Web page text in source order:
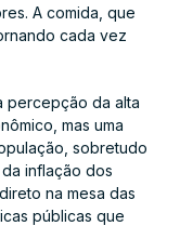
A comida, que
cada vez
percepção da alta
mas uma
sobretudo
inflação dos
na mesa das
públicas que